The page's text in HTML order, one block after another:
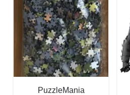
PuzzleMania